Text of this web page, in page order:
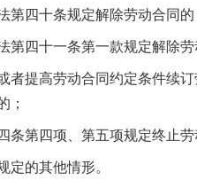
四十条规定解除劳动合同的
四十一条第一款规定解除劳
提高劳动合同约定条件续订
；
第四项、第五项规定终止劳
的其他情形。